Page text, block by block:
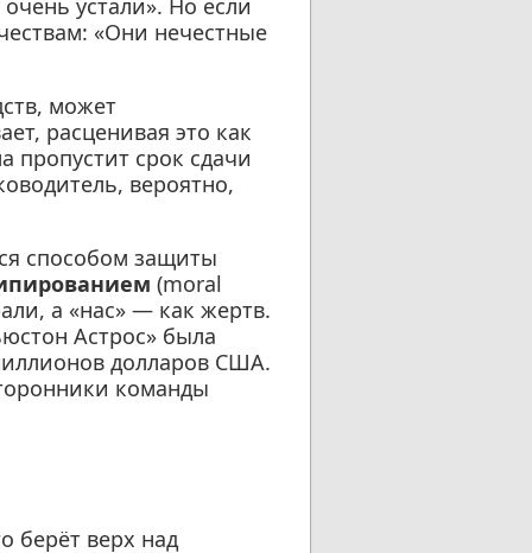
устали». Но если
«Они нечестные
может
расценивая это как
пропустит срок сдачи
вероятно,
способом защиты
(moral
а «нас» — как жертв.
Астрос» была
долларов США.
команды
берёт верх над